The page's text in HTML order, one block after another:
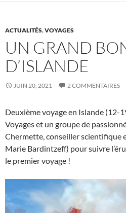
ACTUALITÉS,VOYAGES
UN GRAND
D’ISLANDE
JUIN 20, 2021 2 COMMENTAIRES
Deuxième voyage en Islande (12-
Voyages et un groupe de
Chermette, conseiller scientifique
Marie Bardintzeff) pour suivre
le premier voyage !